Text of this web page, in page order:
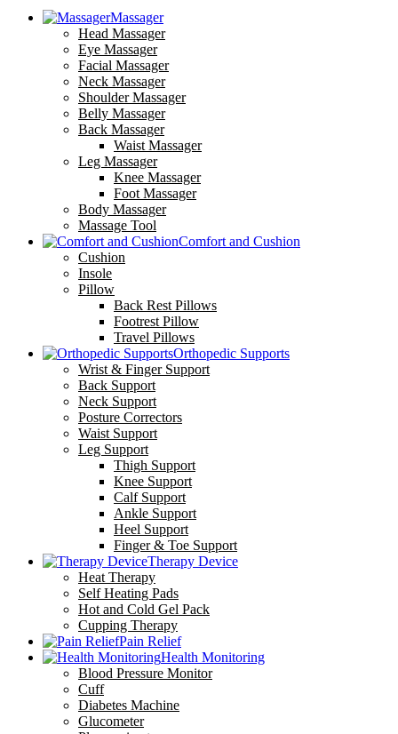
Massager
Head Massager
Eye Massager
Facial Massager
Neck Massager
Shoulder Massager
Belly Massager
Back Massager
Waist Massager
Leg Massager
Knee Massager
Foot Massager
Body Massager
Massage Tool
Comfort and Cushion
Cushion
Insole
Pillow
Back Rest Pillows
Footrest Pillow
Travel Pillows
Orthopedic Supports
Wrist & Finger Support
Back Support
Neck Support
Posture Correctors
Waist Support
Leg Support
Thigh Support
Knee Support
Calf Support
Ankle Support
Heel Support
Finger & Toe Support
Therapy Device
Heat Therapy
Self Heating Pads
Hot and Cold Gel Pack
Cupping Therapy
Pain Relief
Health Monitoring
Blood Pressure Monitor
Cuff
Diabetes Machine
Glucometer